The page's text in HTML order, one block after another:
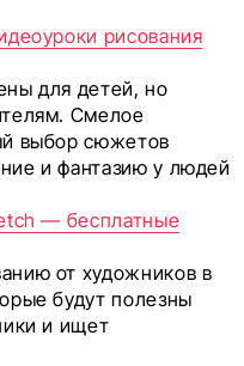
рисования
для детей, но
Смелое
выбор сюжетов
и фантазию у людей
— бесплатные
от художников в
будут полезны
и ищет